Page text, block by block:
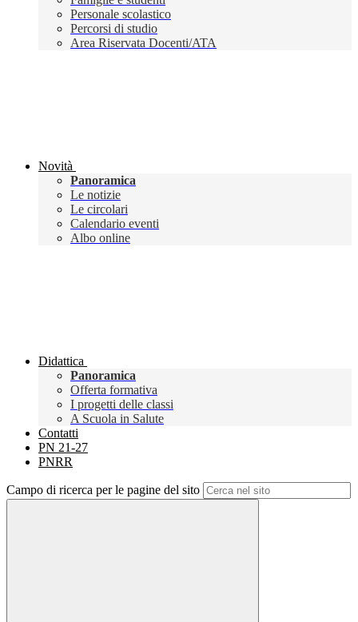
Personale scolastico
Percorsi di studio
Area Riservata Docenti/ATA
Novità
Panoramica
Le notizie
Le circolari
Calendario eventi
Albo online
Didattica
Panoramica
Offerta formativa
I progetti delle classi
A Scuola in Salute
Contatti
PN 21-27
PNRR
Campo di ricerca per le pagine del sito